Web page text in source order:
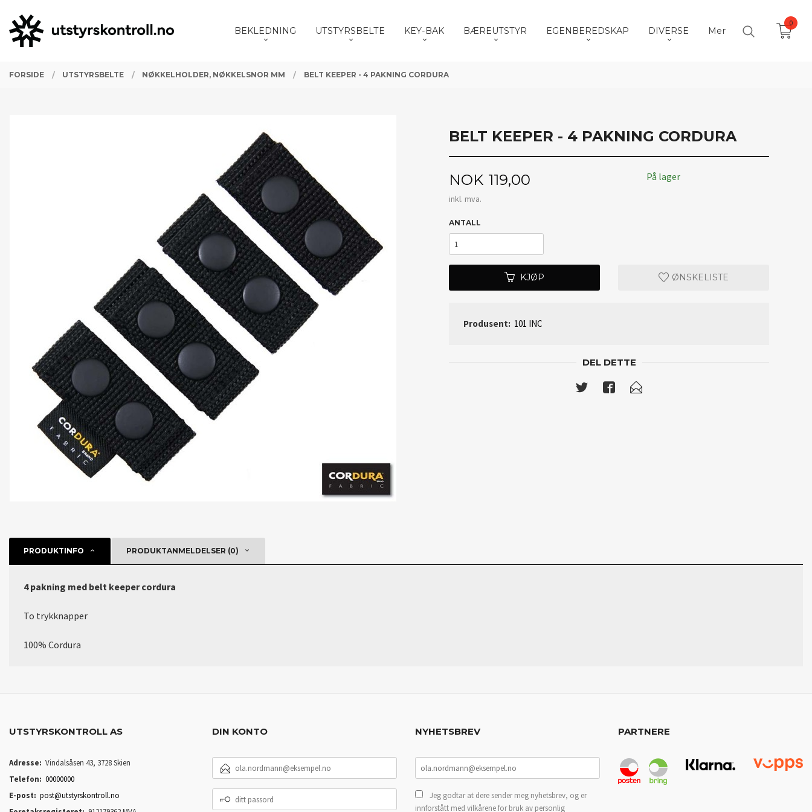
innholdet
PRODUKTER
BEKLEDNING UTSTYRSBELTE KEY-BAK BÆREUTSTYR EGENBEREDSKAP DIVERSE Mer
0
FORSIDE UTSTYRSBELTE NØKKELHOLDER, NØKKELSNOR MM BELT KEEPER - 4 PAKNING CORDURA
BELT KEEPER - 4 PAKNING CORDURA
Pris
NOK 119,00
inkl. mva.
På lager
ANTALL
KJØP ØNSKELISTE
Produsent: 101 INC
DEL DETTE
PRODUKTINFO PRODUKTANMELDELSER (0)
4 pakning med belt keeper cordura
To trykknapper
100% Cordura
UTSTYRSKONTROLL AS
Adresse: Vindalsåsen 43, 3728 Skien
Telefon: 00000000
E-post: post@utstyrskontroll.no
DIN KONTO
POSTADRESSE
PASSORD
NYHETSBREV
Jeg godtar at dere sender meg nyhetsbrev, og er
innforstått med vilkårene for bruk av personlig
PARTNERE